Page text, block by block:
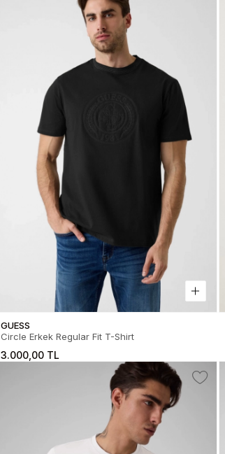
GUESS
Circle Erkek Regular Fit T-Shirt
3.000,00 TL